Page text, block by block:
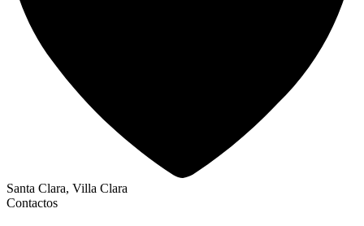
Santa Clara, Villa Clara
Contactos